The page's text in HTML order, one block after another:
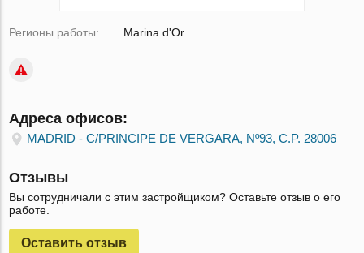
Регионы работы: Marina d'Or
Адреса офисов:
MADRID - C/PRINCIPE DE VERGARA, Nº93, C.P. 28006
Отзывы
Вы сотрудничали с этим застройщиком? Оставьте отзыв о его
работе.
Оставить отзыв